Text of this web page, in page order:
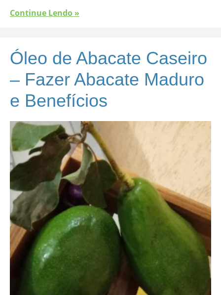
Continue Lendo »
Óleo de Abacate Caseiro
– Fazer Abacate Maduro
e Benefícios